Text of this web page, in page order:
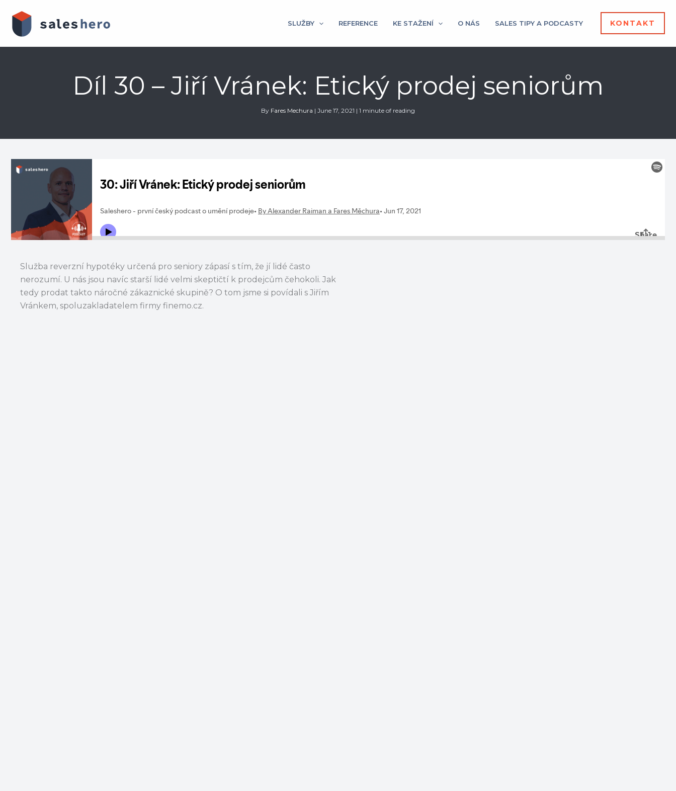
content
SLUŽBY REFERENCE KE STAŽENÍ O NÁS SALES TIPY A PODCASTY KONTAKT
Díl 30 – Jiří Vránek: Etický prodej seniorům
By Fares Mechura | June 17, 2021 | 1 minute of reading
Služba reverzní hypotéky určená pro seniory zápasí s tím, že jí lidé často
nerozumí. U nás jsou navíc starší lidé velmi skeptičtí k prodejcům čehokoli. Jak
tedy prodat takto náročné zákaznické skupině? O tom jsme si povídali s Jiřím
Vránkem, spoluzakladatelem firmy finemo.cz.